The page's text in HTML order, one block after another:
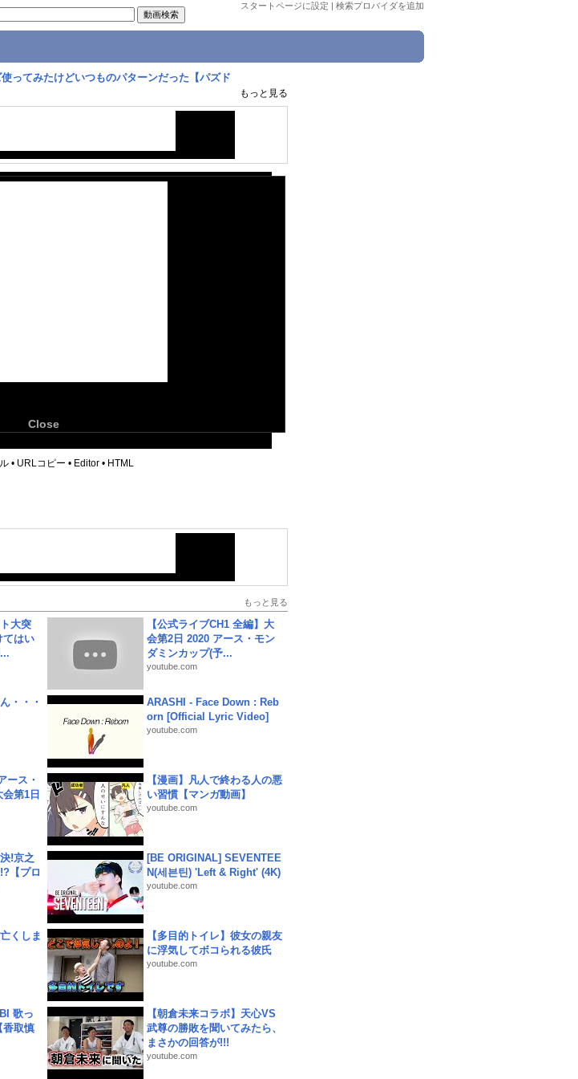
スタートページに設定 | 検索プロバイダを追加
ってみたけどいつものパターンだった【パズド
もっと見る
Close
• URLコピー • Editor • HTML
もっと見る
大突
てはい
【公式ライブCH1 全編】大
会第2日 2020 アース・モン
ダミンカップ(予...
youtube.com
・・・
ARASHI - Face Down : Reb
orn [Official Lyric Video]
youtube.com
ース・
第1日
【漫画】凡人で終わる人の悪
い習慣【マンガ動画】
youtube.com
!京之
【プロ
[BE ORIGINAL] SEVENTEE
N(세븐틴) 'Left & Right' (4K)
youtube.com
くしま
【多目的トイレ】彼女の親友
に浮気してボコられる彼氏
youtube.com
歌っ
香取慎
【朝倉未来コラボ】天心VS
武尊の勝敗を聞いてみたら、
まさかの回答が!!!
youtube.com